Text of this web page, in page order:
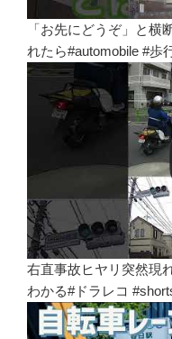
「お先にどうぞ」と横
れたら#automobile #歩
右直事故ヒヤリ突然現
わかる#ドラレコ